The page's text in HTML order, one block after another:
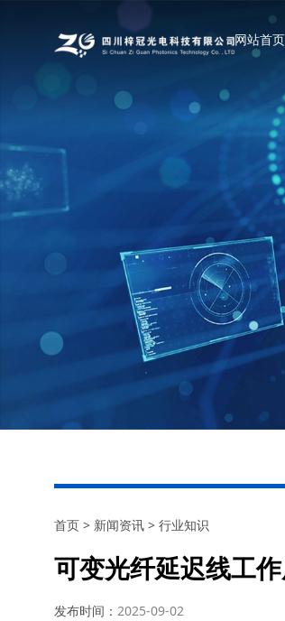
网站首页
首页> 新闻资讯> 行业知识
可变光纤延迟线工
发布时间： 2025-09-02